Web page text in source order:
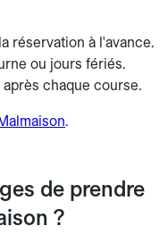
réservation à l'avance.
ou jours fériés.
chaque course.
.
de prendre
?